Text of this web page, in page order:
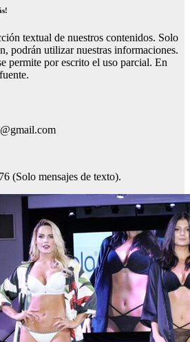
textual de nuestros contenidos. Solo
podrán utilizar nuestras informaciones.
permite por escrito el uso parcial. En
(Solo mensajes de texto).